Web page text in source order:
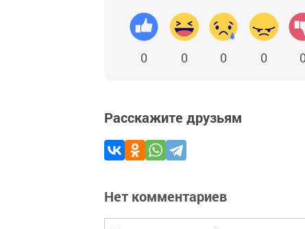
0 0 0 0 0
Расскажите друзьям
Нет комментариев